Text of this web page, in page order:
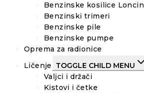
Benzinske kosilice Loncin
Benzinski trimeri
Benzinske pile
Benzinske pumpe
Oprema za radionice
Ličenje
TOGGLE CHILD MENU
Valjci i držači
Kistovi i četke